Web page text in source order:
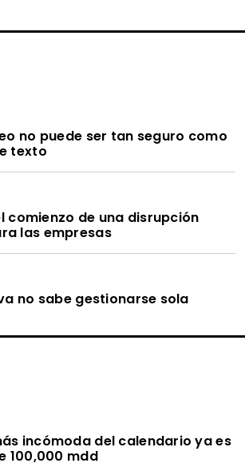
no puede ser tan seguro como
texto
comienzo de una disrupción
las empresas
no sabe gestionarse sola
incómoda del calendario ya es
100,000 mdd